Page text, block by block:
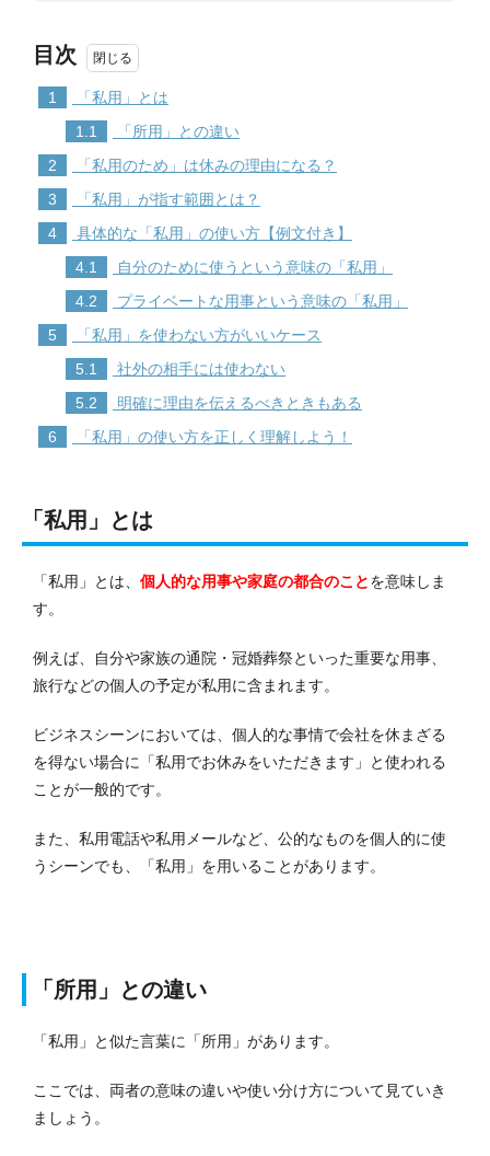
目次
1
「私用」とは
1.1
「所用」との違い
2
「私用のため」は休みの理由になる？
3
「私用」が指す範囲とは？
4
具体的な「私用」の使い方【例文付き】
4.1
自分のために使うという意味の「私用」
4.2
プライベートな用事という意味の「私用」
5
「私用」を使わない方がいいケース
5.1
社外の相手には使わない
5.2
明確に理由を伝えるべきときもある
6
「私用」の使い方を正しく理解しよう！
「私用」とは
「私用」とは、 個人的な用事や家庭の都合のことを意味しま
す。
例えば、自分や家族の通院・冠婚葬祭といった重要な用事、
旅行などの個人の予定が私用に含まれます。
ビジネスシーンにおいては、個人的な事情で会社を休まざる
を得ない場合に「私用でお休みをいただきます」と使われる
ことが一般的です。
また、私用電話や私用メールなど、公的なものを個人的に使
うシーンでも、「私用」を用いることがあります。
「所用」との違い
「私用」と似た言葉に「所用」があります。
ここでは、両者の意味の違いや使い分け方について見ていき
ましょう。